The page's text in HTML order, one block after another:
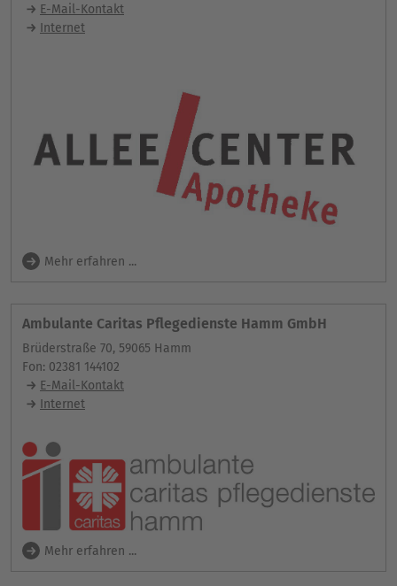
E-Mail-Kontakt
Internet
Mehr erfahren ...
Ambulante Caritas Pflegedienste Hamm GmbH
Brüderstraße 70, 59065 Hamm
Fon: 02381 144102
E-Mail-Kontakt
Internet
Mehr erfahren ...